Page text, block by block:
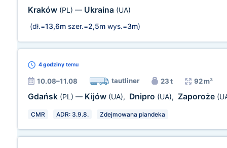
Kraków (PL) — Ukraina (UA)
(dł.=13,6m szer.=2,5m wys.=3m)
4 godziny temu
10.08–11.08 tautliner 23 t 92 m³
Gdańsk (PL) — Kijów (UA), Dnipro (UA), Zaporoże
CMR ADR: 3.9.8. Zdejmowana plandeka